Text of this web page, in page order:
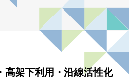
高架下利用・沿線活性化